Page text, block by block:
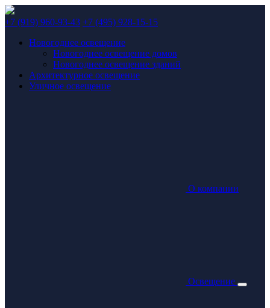
+7 (919) 960-93-43 +7 (495) 928-15-15
Новогоднее освещение
Новогоднее освещение домов
Новогоднее освещение зданий
Архитектурное освещение
Уличное освещение
О компании
Освещение